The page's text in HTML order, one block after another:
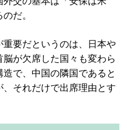
だ。
要だというのは、日本や
が欠席した国々も変わら
で、中国の隣国であると
それだけで出席理由とす